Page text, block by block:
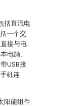
括直流电
一个交
接与电
电脑、
USB接
机连
阳能组件